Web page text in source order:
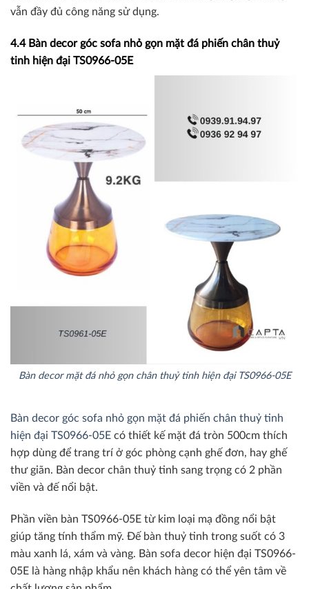
vẫn đầy đủ công năng sử dụng.
4.4 Bàn decor góc sofa nhỏ gọn mặt đá phiến chân thuỷ
tinh hiện đại TS0966-05E
Bàn decor mặt đá nhỏ gọn chân thuỷ tinh hiện đại TS0966-05E
Bàn decor góc sofa nhỏ gọn mặt đá phiến chân thuỷ tinh
hiện đại TS0966-05E có thiết kế mặt đá tròn 500cm thích
hợp dùng để trang trí ở góc phòng cạnh ghế đơn, hay ghế
thư giãn. Bàn decor chân thuỷ tinh sang trọng có 2 phần
viền và đế nổi bật.
Phần viền bàn TS0966-05E từ kim loại mạ đồng nổi bật
giúp tăng tính thẩm mỹ. Đế bàn thuỷ tinh trong suốt có 3
màu xanh lá, xám và vàng. Bàn sofa decor hiện đại TS0966-
05E là hàng nhập khẩu nên khách hàng có thể yên tâm về